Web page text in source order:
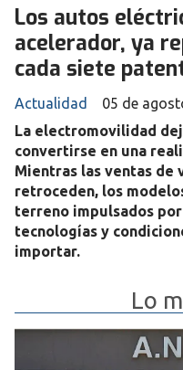
Los autos
acelerador, ya
cada siete
Actualidad
05 de
La electromovilidad
convertirse en una
Mientras las ventas de
retroceden, los
terreno impulsados
tecnologías y
importar.
Lo